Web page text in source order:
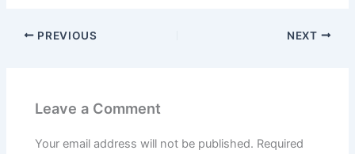
PREVIOUS NEXT
Leave a Comment
Your email address will not be published. Required